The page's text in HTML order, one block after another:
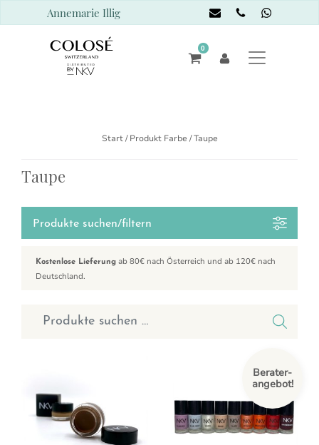
Annemarie Illig
0
Start/ Produkt Farbe / Taupe
Taupe
Produkte suchen/filtern
Kostenlose Lieferung ab 80€ nach Österreich und ab 120€ nach
Deutschland.
Suchen nach:
Berater-
angebot!